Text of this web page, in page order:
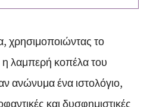
χρησιμοποιώντας το
λαμπερή κοπέλα του
ανώνυμα ένα ιστολόγιο,
και δυσφημιστικές